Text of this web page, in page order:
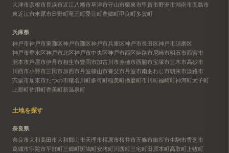
大津市彦根市長浜市近江八幡市草津市守山市栗東市甲賀市野洲市湖南市高島市
東近江市米原市日野町竜王町愛荘町豊郷町甲良町多賀町
兵庫県
神戸市神戸市東灘区神戸市灘区神戸市兵庫区神戸市長田区神戸市須磨区
神戸市垂水区神戸市北区神戸市中央区神戸市西区姫路市尼崎市明石市西宮市
洲本市芦屋市伊丹市相生市豊岡市加古川市赤穂市西脇市宝塚市三木市高砂市
川西市小野市三田市加西市丹波篠山市養父市丹波市南あわじ市朝来市淡路市
宍粟市加東市たつの市猪名川町多可町稲美町播磨町市川町福崎町神河町太子町
上郡町佐用町香美町新温泉町
土地を探す
奈良県
奈良市大和高田市大和郡山市天理市橿原市桜井市五條市御所市生駒市香芝市
葛城市宇陀市平群町三郷町斑鳩町安堵町川西町三宅町田原本町高取町 上牧町